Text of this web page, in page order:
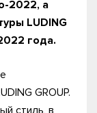
2022, а
LUDING
года.
GROUP.
стиль, в